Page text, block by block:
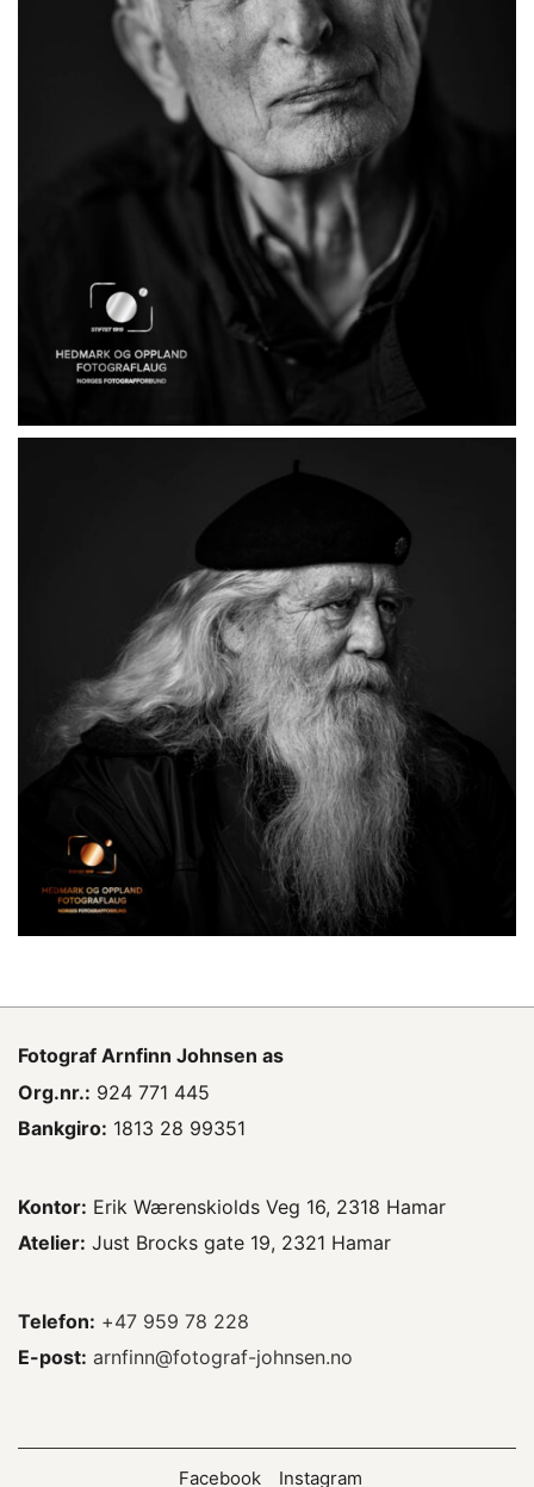
Fotograf Arnfinn Johnsen as
Org.nr.: 924 771 445
Bankgiro: 1813 28 99351
Kontor: Erik Wærenskiolds Veg 16, 2318 Hamar
Atelier: Just Brocks gate 19, 2321 Hamar
Telefon: +47 959 78 228
E-post: arnfinn@fotograf-johnsen.no
Facebook Instagram